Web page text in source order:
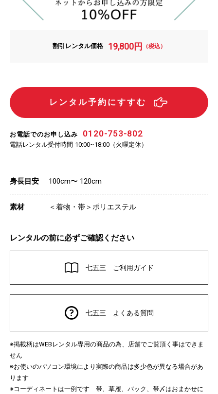
割引レンタル価格 19,800円 （税込）
レンタル予約にすすむ
お電話でのお申し込み 0120-753-802
電話レンタル受付時間 10:00~18:00 （火曜定休）
身長目安 100cm〜 120cm
素材 ＜着物・帯＞ポリエステル
レンタルの前に必ずご確認ください
七五三 ご利用ガイド
七五三 よくある質問
※掲載柄はWEB レンタル専用の商品の為、店舗でご覧頂く事はできま
せん
※お使いのパソコン環境により実際の商品は多少色が異なる場合があ
ります
※コーディネートは一例です 帯、草履、バック、帯〆はおまかせに